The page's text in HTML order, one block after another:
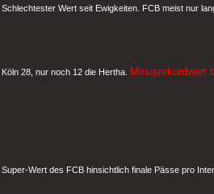
Schlechtester Wert seit Ewigkeiten. FCB meist nur
Köln 28, nur noch 12 die Hertha. Minusrekordwert
Super-Wert des FCB hinsichtlich finale Pässe pro